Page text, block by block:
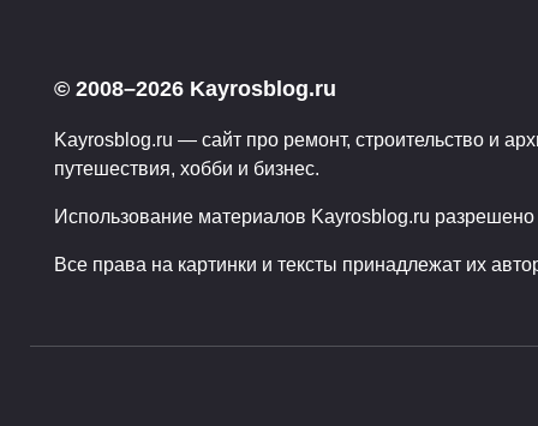
актер и режиссер
социальных
сетях:2ПоделилисьЗнаменитый
0 0
© 2008–2026 Kayrosblog.ru
Kayrosblog.ru — сайт про ремонт, строительство и
путешествия, хобби и бизнес.
Использование материалов Kayrosblog.ru разрешено
Все права на картинки и тексты принадлежат их